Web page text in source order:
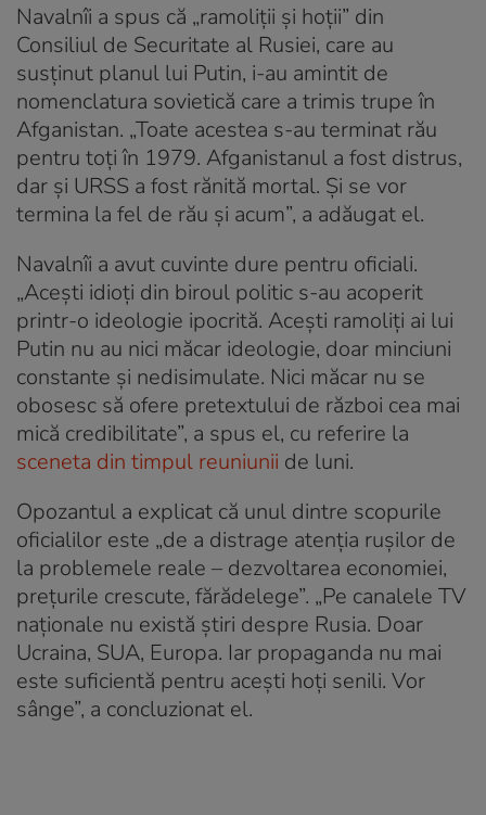
Navalnîi a spus că „ramoliții și hoții” din
Consiliul de Securitate al Rusiei, care au
susținut planul lui Putin, i-au amintit de
nomenclatura sovietică care a trimis trupe în
Afganistan. „Toate acestea s-au terminat rău
pentru toți în 1979. Afganistanul a fost distrus,
dar și URSS a fost rănită mortal. Și se vor
termina la fel de rău și acum”, a adăugat el.
Navalnîi a avut cuvinte dure pentru oficiali.
„Acești idioți din biroul politic s-au acoperit
printr-o ideologie ipocrită. Acești ramoliți ai lui
Putin nu au nici măcar ideologie, doar minciuni
constante și nedisimulate. Nici măcar nu se
obosesc să ofere pretextului de război cea mai
mică credibilitate”, a spus el, cu referire la
sceneta din timpul reuniunii de luni.
Opozantul a explicat că unul dintre scopurile
oficialilor este „de a distrage atenția rușilor de
la problemele reale – dezvoltarea economiei,
prețurile crescute, fărădelege”. „Pe canalele TV
naționale nu există știri despre Rusia. Doar
Ucraina, SUA, Europa. Iar propaganda nu mai
este suficientă pentru acești hoți senili. Vor
sânge”, a concluzionat el.